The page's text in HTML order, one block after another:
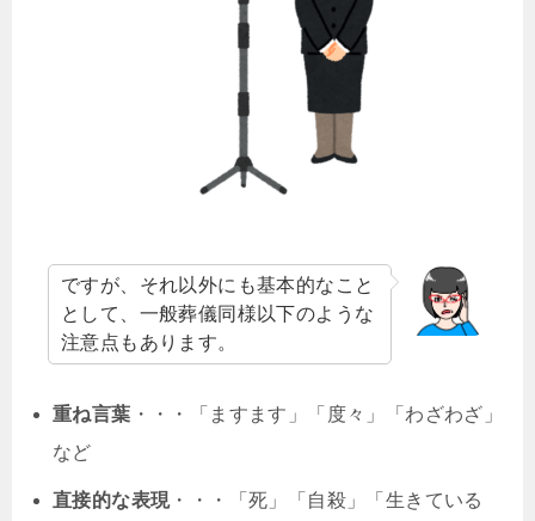
ですが、それ以外にも基本的なこと
として、一般葬儀同様以下のような
注意点もあります。
重ね言葉 ・・・「ますます」「度々」「わざわざ」
など
直接的な表現・・・「死」「自殺」「生きている